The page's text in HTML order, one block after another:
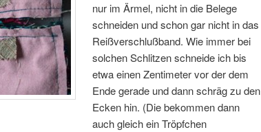
nur im Ärmel, nicht in die Belege
schneiden und schon gar nicht in das
Reißverschlußband. Wie immer bei
solchen Schlitzen schneide ich bis
etwa einen Zentimeter vor der dem
Ende gerade und dann schräg zu den
Ecken hin. (Die bekommen dann
auch gleich ein Tröpfchen